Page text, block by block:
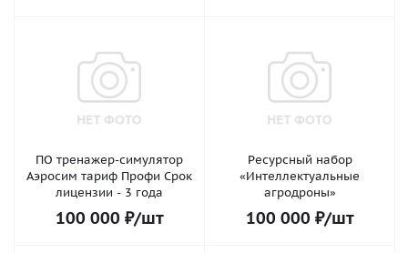
ПО тренажер-симулятор
Аэросим тариф Профи Срок
лицензии - 3 года
100 000 ₽/шт
Ресурсный набор
«Интеллектуальные
агродроны»
100 000 ₽/шт